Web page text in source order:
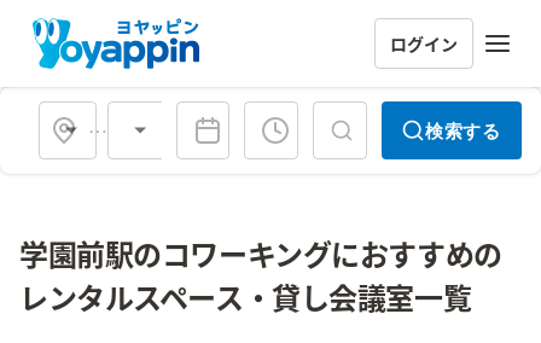
ログイン
会場タイプ 検索する
学園前駅のコワーキングにおすすめの
レンタルスペース・貸し会議室一覧